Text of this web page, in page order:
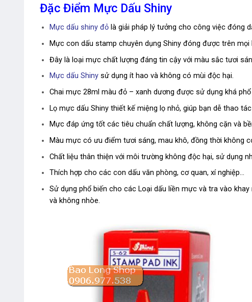
Đặc Điểm Mực Dấu Shiny
Mực dấu shiny đỏlà giải pháp lý tưởng cho công việc đóng
Mực con dấu stamp chuyên dụng Shiny đóng được trên
Đây là loại mực chất lượng đáng tin cậy với màu sắc tươi
Mực dấu Shinysử dụng ít hao và không có mùi độc hại.
Chai mực 28ml màu đỏ – xanh dương được sử dụng khá
Lọ mực dấu Shiny thiết kế miệng lọ nhỏ, giúp bạn dễ thao
Mực đáp ứng tốt các tiêu chuẩn chất lượng, không cặn và
Màu mực có ưu điểm tươi sáng, mau khô, đồng thời không
Chất liệu thân thiện với môi trường không độc hại, sử dụng
Thích hợp cho các con dấu văn phòng, cơ quan, xí nghiệp…
Sử dụng phổ biến cho các Loại dấu liền mực và tra vào
và không nhòe.